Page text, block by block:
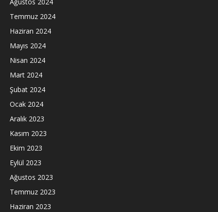
Temmuz 2024
Haziran 2024
Mayıs 2024
Nisan 2024
Mart 2024
Şubat 2024
Ocak 2024
Aralık 2023
Kasım 2023
Ekim 2023
Eylül 2023
Ağustos 2023
Temmuz 2023
Haziran 2023